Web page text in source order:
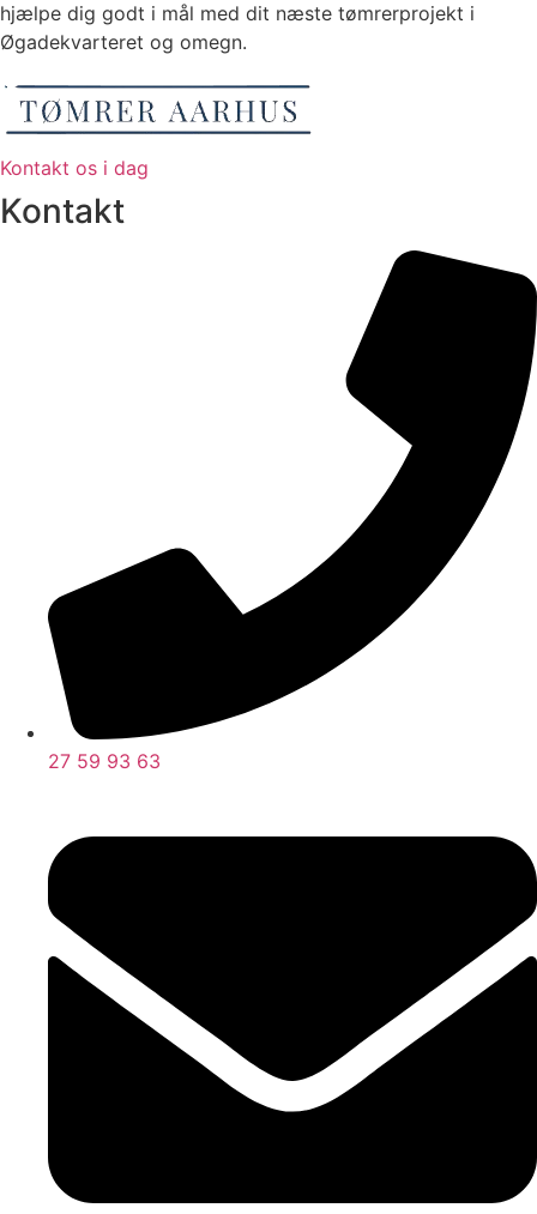
hjælpe dig godt i mål med dit næste tømrerprojekt i
Øgadekvarteret og omegn.
Kontakt os i dag
Kontakt
27 59 93 63